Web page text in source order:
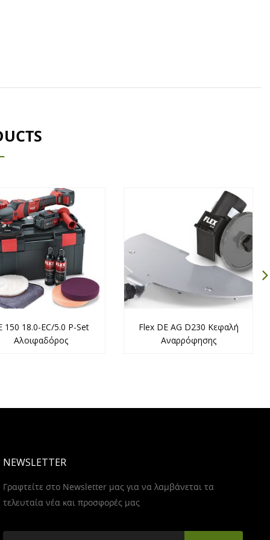
150 18.0-EC/5.0 P-Set
Αλοιφαδόρος
Flex DE AG D230 Κεφαλή
Αναρρόφησης
NEWSLETTER
Γραφτείτε στο Newsletter μας για να λαμβάνεται τα
τελευταία νέα και προσφορές μας